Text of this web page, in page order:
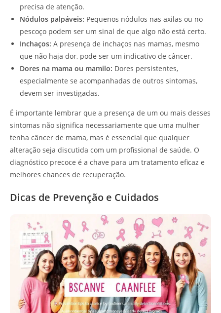
precisa de atenção.
Nódulos palpáveis: Pequenos nódulos nas axilas ou no
pescoço podem ser um sinal de que algo não está certo.
Inchaços: A presença de inchaços nas mamas, mesmo
que não haja dor, pode ser um indicativo de câncer.
Dores na mama ou mamilo: Dores persistentes,
especialmente se acompanhadas de outros sintomas,
devem ser investigadas.
É importante lembrar que a presença de um ou mais desses
sintomas não significa necessariamente que uma mulher
tenha câncer de mama, mas é essencial que qualquer
alteração seja discutida com um profissional de saúde. O
diagnóstico precoce é a chave para um tratamento eficaz e
melhores chances de recuperação.
Dicas de Prevenção e Cuidados